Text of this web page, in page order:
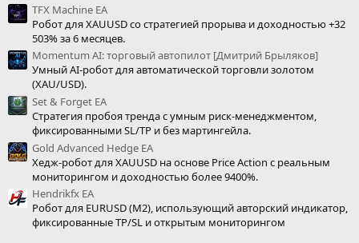
TFX Machine EA
Робот для XAUUSD со стратегией прорыва и доходностью +32
503% за 6 месяцев.
Momentum AI: торговый автопилот [Дмитрий Брыляков]
Умный AI-робот для автоматической торговли золотом
(XAU/USD).
Set & Forget EA
Стратегия пробоя тренда с умным риск-менеджментом,
фиксированными SL/TP и без мартингейла.
Gold Advanced Hedge EA
Хедж-робот для XAUUSD на основе Price Action с реальным
мониторингом и доходностью более 9400%.
Hendrikfx EA
Робот для EURUSD (M2), использующий авторский индикатор,
фиксированные TP/SL и открытым мониторингом